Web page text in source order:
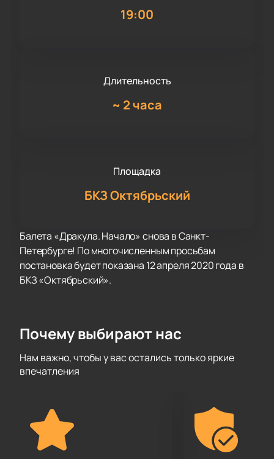
19:00
Длительность
~ 2 часа
Площадка
БКЗ Октябрьский
Балета «Дракула. Начало» снова в Санкт-
Петербурге! По многочисленным просьбам
постановка будет показана 12 апреля 2020 года в
БКЗ «Октябрьский».
Почему выбирают нас
Нам важно, чтобы у вас остались только яркие
впечатления